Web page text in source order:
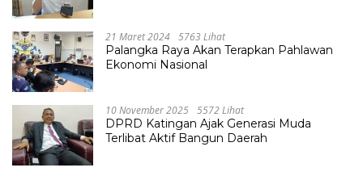
21 Maret 2024 5763 Lihat
Palangka Raya Akan Terapkan Pahlawan
Ekonomi Nasional
10 November 2025 5572 Lihat
DPRD Katingan Ajak Generasi Muda
Terlibat Aktif Bangun Daerah